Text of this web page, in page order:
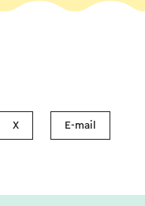
X E-mail